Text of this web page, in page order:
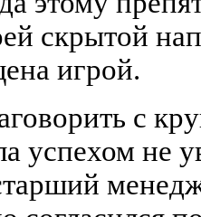
скрытой
игрой.
с
успехом не